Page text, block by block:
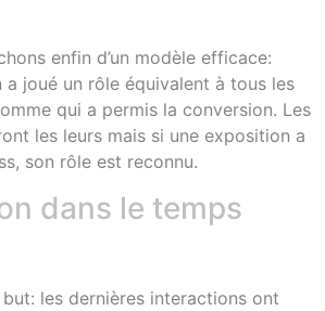
enfin d’un modèle efficace:
joué un rôle équivalent à tous les
qui a permis la conversion. Les
les leurs mais si une exposition a
son rôle est reconnu.
dans le temps
les dernières interactions ont